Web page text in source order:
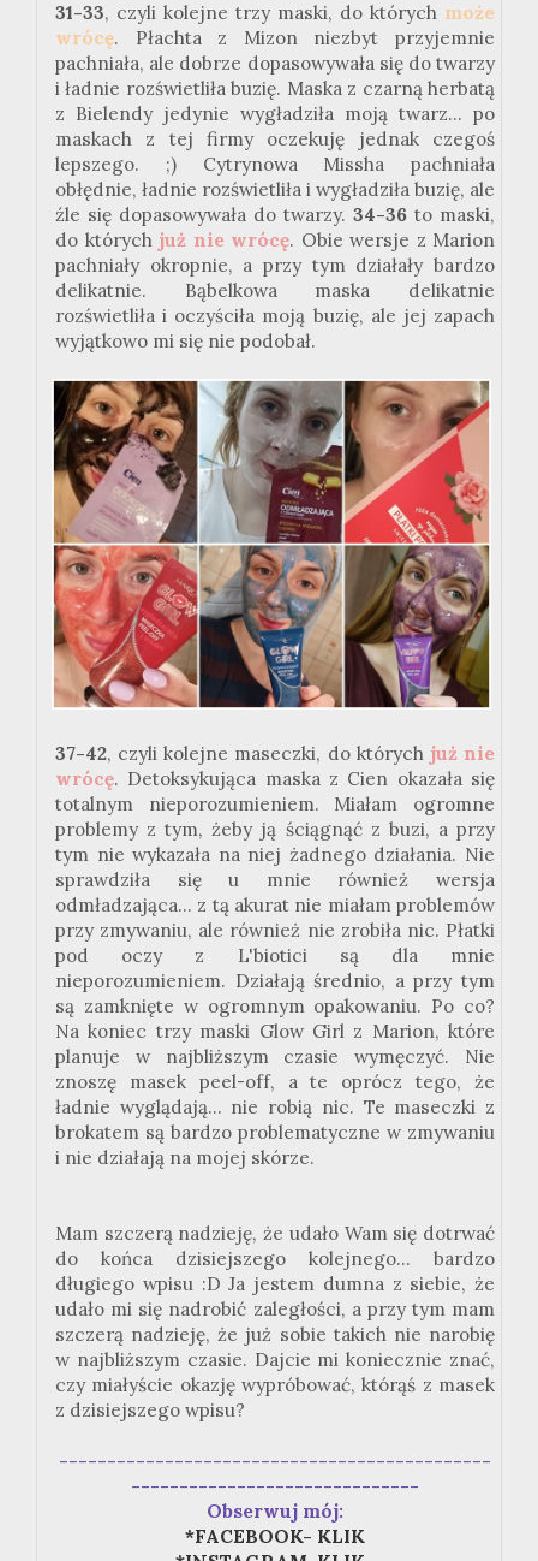
31-33, czyli kolejne trzy maski, do których może
wrócę. Płachta z Mizon niezbyt przyjemnie
pachniała, ale dobrze dopasowywała się do twarzy
i ładnie rozświetliła buzię. Maska z czarną herbatą
z Bielendy jedynie wygładziła moją twarz... po
maskach z tej firmy oczekuję jednak czegoś
lepszego. ;) Cytrynowa Missha pachniała
obłędnie, ładnie rozświetliła i wygładziła buzię, ale
źle się dopasowywała do twarzy. 34-36 to maski,
do którychjuż nie wrócę. Obie wersje z Marion
pachniały okropnie, a przy tym działały bardzo
delikatnie. Bąbelkowa maska delikatnie
rozświetliła i oczyściła moją buzię, ale jej zapach
wyjątkowo mi się nie podobał.
37-42, czyli kolejne maseczki, do których już nie
wrócę. Detoksykująca maska z Cien okazała się
totalnym nieporozumieniem. Miałam ogromne
problemy z tym, żeby ją ściągnąć z buzi, a przy
tym nie wykazała na niej żadnego działania. Nie
sprawdziła się u mnie również wersja
odmładzająca... z tą akurat nie miałam problemów
przy zmywaniu, ale również nie zrobiła nic. Płatki
pod oczy z L'biotici są dla mnie
nieporozumieniem. Działają średnio, a przy tym
są zamknięte w ogromnym opakowaniu. Po co?
Na koniec trzy maski Glow Girl z Marion, które
planuje w najbliższym czasie wymęczyć. Nie
znoszę masek peel-off, a te oprócz tego, że
ładnie wyglądają... nie robią nic. Te maseczki z
brokatem są bardzo problematyczne w zmywaniu
i nie działają na mojej skórze.
Mam szczerą nadzieję, że udało Wam się dotrwać
do końca dzisiejszego kolejnego... bardzo
długiego wpisu :D Ja jestem dumna z siebie, że
udało mi się nadrobić zaległości, a przy tym mam
szczerą nadzieję, że już sobie takich nie narobię
w najbliższym czasie. Dajcie mi koniecznie znać,
czy miałyście okazję wypróbować, którąś z masek
z dzisiejszego wpisu?
---------------------------------------------
------------------------------
Obserwuj mój:
*FACEBOOK- KLIK